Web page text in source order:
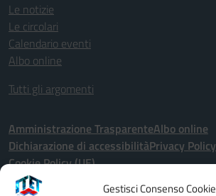
Gestisci Consenso Cookie
Le notizie
Le circolari
Calendario eventi
Albo online
Tutti gli argomenti
Amministrazione TrasparenteAlbo online
Dichiarazione di accessibilitàPrivacy Policy
Cookie Policy (UE)
Seguici su: